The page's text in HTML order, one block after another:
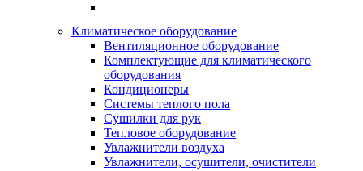
Климатическое оборудование
Вентиляционное оборудование
Комплектующие для климатического
оборудования
Кондиционеры
Системы теплого пола
Сушилки для рук
Тепловое оборудование
Увлажнители воздуха
Увлажнители, осушители, очистители